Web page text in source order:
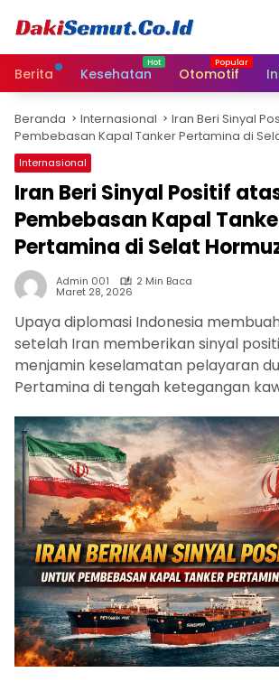
Berita Kesehatan Otomotif
Beranda Internasional
Iran Beri Sinyal
Pembebasan Kapal Tanker Pertamina di
Internasional
Iran Beri Sinyal Positif
Pembebasan Kapal
Pertamina di Selat
Admin 001 2 Min Baca
Maret 28, 2026
Upaya diplomasi Indonesia
setelah Iran memberikan sinyal
menjamin keselamatan pelayaran
Pertamina di tengah ketegangan